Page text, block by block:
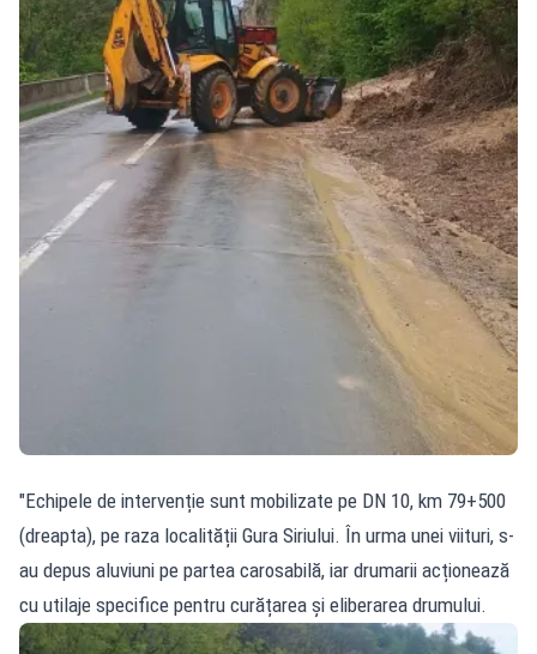
"Echipele de intervenție sunt mobilizate pe DN 10, km 79+500
(dreapta), pe raza localității Gura Siriului. În urma unei viituri, s-
au depus aluviuni pe partea carosabilă, iar drumarii acționează
cu utilaje specifice pentru curățarea și eliberarea drumului.